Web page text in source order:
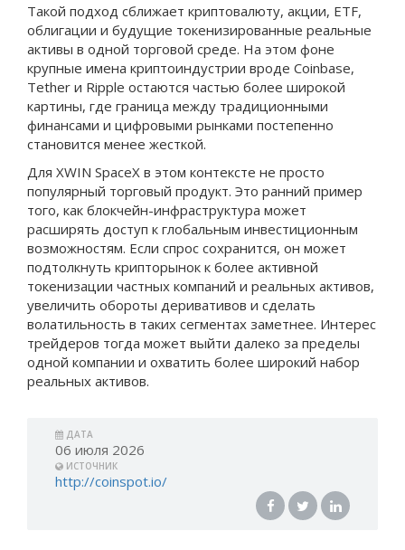
Такой подход сближает криптовалюту, акции, ETF,
облигации и будущие токенизированные реальные
активы в одной торговой среде. На этом фоне
крупные имена криптоиндустрии вроде Coinbase,
Tether и Ripple остаются частью более широкой
картины, где граница между традиционными
финансами и цифровыми рынками постепенно
становится менее жесткой.
Для XWIN SpaceX в этом контексте не просто
популярный торговый продукт. Это ранний пример
того, как блокчейн-инфраструктура может
расширять доступ к глобальным инвестиционным
возможностям. Если спрос сохранится, он может
подтолкнуть крипторынок к более активной
токенизации частных компаний и реальных активов,
увеличить обороты деривативов и сделать
волатильность в таких сегментах заметнее. Интерес
трейдеров тогда может выйти далеко за пределы
одной компании и охватить более широкий набор
реальных активов.
ДАТА
06 июля 2026
ИСТОЧНИК
http://coinspot.io/